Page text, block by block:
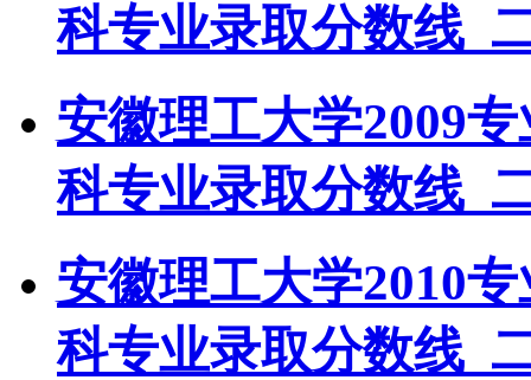
科专业录取分数线_
安徽理工大学2009
科专业录取分数线_
安徽理工大学2010
科专业录取分数线_